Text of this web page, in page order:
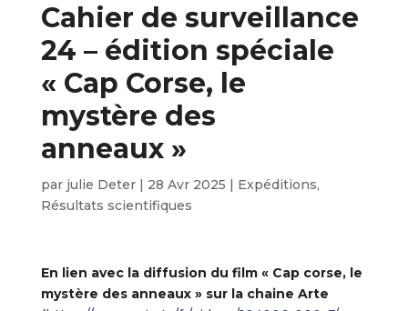
Cahier de surveillance
24 – édition spéciale
« Cap Corse, le
mystère des
anneaux »
par julie Deter| 28 Avr 2025 | Expéditions,
Résultats scientifiques
En lien avec la diffusion du film « Cap corse, le
mystère des anneaux » sur la chaine Arte